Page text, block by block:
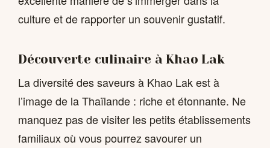
culture et de rapporter un souvenir gustatif.
Découverte culinaire à Khao Lak
La diversité des saveurs à Khao Lak est à
l’image de la Thaïlande : riche et étonnante. Ne
manquez pas de visiter les petits établissements
familiaux où vous pourrez savourer un